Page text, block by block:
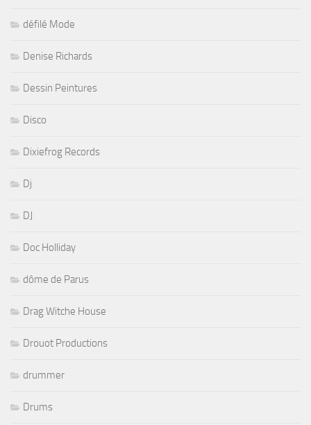
défilé Mode
Denise Richards
Dessin Peintures
Disco
Dixiefrog Records
Dj
DJ
Doc Holliday
dôme de Parus
Drag Witche House
Drouot Productions
drummer
Drums